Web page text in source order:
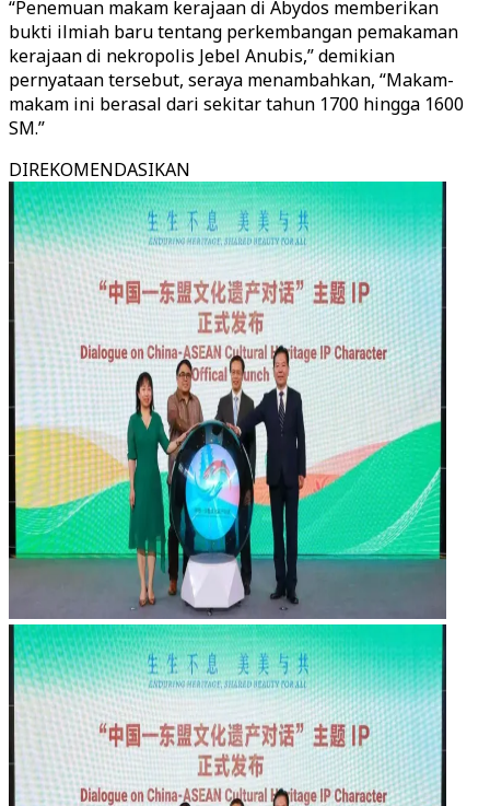
“Penemuan makam kerajaan di Abydos memberikan
bukti ilmiah baru tentang perkembangan pemakaman
kerajaan di nekropolis Jebel Anubis,” demikian
pernyataan tersebut, seraya menambahkan, “Makam-
makam ini berasal dari sekitar tahun 1700 hingga 1600
SM.”
DIREKOMENDASIKAN